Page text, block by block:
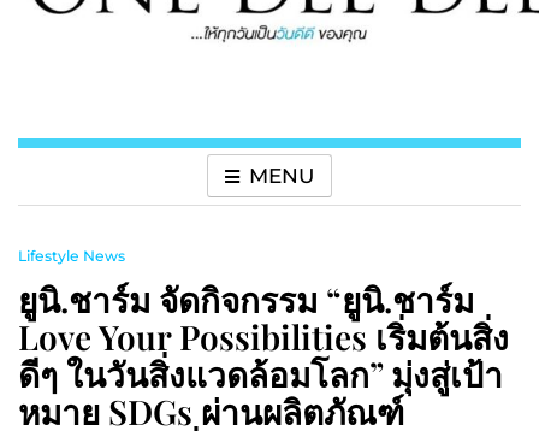
MENU
Lifestyle News
ยูนิ.ชาร์ม จัดกิจกรรม “ยูนิ.ชาร์ม
Love Your Possibilities เริ่มต้นสิ่ง
ดีๆ ในวันสิ่งแวดล้อมโลก” มุ่งสู่เป้า
หมาย SDGs ผ่านผลิตภัณฑ์